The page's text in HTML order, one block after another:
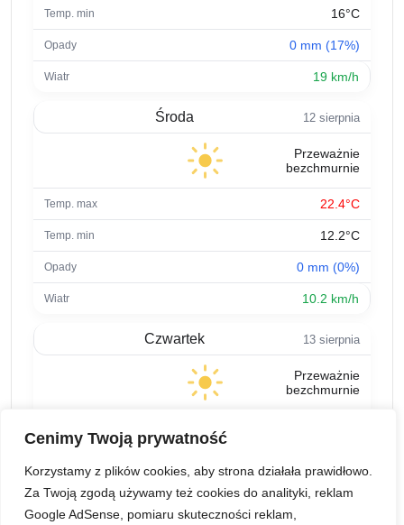
Cenimy Twoją prywatność
Korzystamy z plików cookies, aby strona działała prawidłowo.
Za Twoją zgodą używamy też cookies do analityki, reklam
Google AdSense, pomiaru skuteczności reklam,
16°C
0 mm (17%)
19 km/h
Środa 12 sierpnia
Przeważnie
bezchmurnie
22.4°C
12.2°C
0 mm (0%)
10.2 km/h
Czwartek 13 sierpnia
Przeważnie
bezchmurnie
0 mm (0%)